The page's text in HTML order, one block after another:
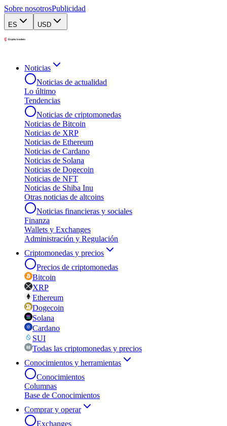
Sobre nosotrosPublicidad
ES USD
Noticias
Noticias de actualidad
Lo último
Tendencias
Noticias de criptomonedas
Noticias de Bitcoin
Noticias de XRP
Noticias de Ethereum
Noticias de Cardano
Noticias de Solana
Noticias de Dogecoin
Noticias de NFT
Noticias de Shiba Inu
Otras noticias de altcoins
Noticias financieras y sociales
Finanza
Wallets y Exchanges
Administración y Regulación
Criptomonedas y precios
Precios de criptomonedas
Bitcoin
XRP
Ethereum
Dogecoin
Solana
Cardano
SUI
Todas las criptomonedas y precios
Conocimientos y herramientas
Conocimientos
Columnas
Base de Conocimientos
Comprar y operar
Exchanges